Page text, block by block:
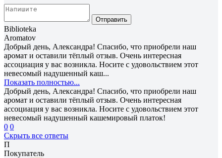
Отправить
Biblioteka
Aromatov
Добрый день, Александра! Спасибо, что приобрели наш
аромат и оставили тёплый отзыв. Очень интересная
ассоциация у вас возникла. Носите с удовольствием этот
невесомый надушенный каш...
Показать полностью...
Добрый день, Александра! Спасибо, что приобрели наш
аромат и оставили тёплый отзыв. Очень интересная
ассоциация у вас возникла. Носите с удовольствием этот
невесомый надушенный кашемировый платок!
0 0
Скрыть все ответы
П
Покупатель